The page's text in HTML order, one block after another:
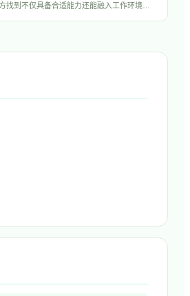
找到不仅具备合适能力还能融入工作环境的